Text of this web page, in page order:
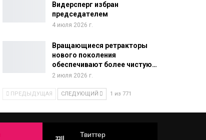
Видерсперг избран
председателем
4 июля 2026 г.
Вращающиеся ретракторы
нового поколения
обеспечивают более чистую…
2 июля 2026 г.
ПРЕДЫДУЩАЯ СЛЕДУЮЩИЙ 1 из 771
Твиттер